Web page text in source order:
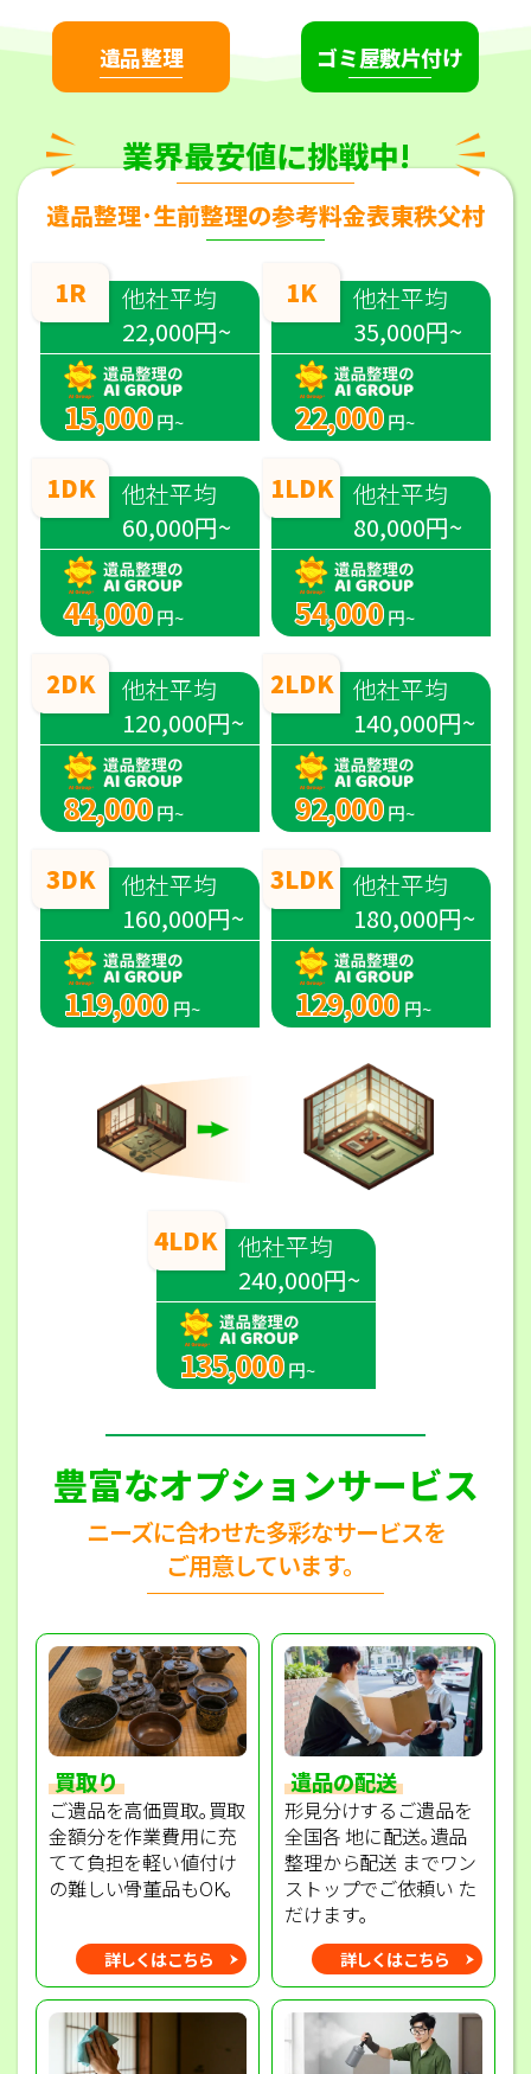
遺品整理 ゴミ屋敷片付け
業界最安値に挑戦中!
遺品整理･生前整理の参考料金表東秩父村
1R
他社平均
22,000円~
15,000 円~
1DK
他社平均
60,000円~
44,000 円~
2DK
他社平均
120,000円~
82,000 円~
3DK
他社平均
160,000円~
119,000 円~
4LDK 他社平均
240,000円~
135,000 円~
1K
他社平均
35,000円~
22,000 円~
1LDK 他社平均
80,000円~
54,000 円~
2LDK 他社平均
140,000円~
92,000 円~
3LDK 他社平均
180,000円~
129,000 円~
豊富なオプションサービス
ニーズに合わせた多彩なサービスを
ご用意しています。
買取り
ご遺品を高価買取｡買取
金額分を作業費用に充
てて負担を軽い値付け
の難しい骨董品もOK｡
詳しくはこちら
遺品の配送
形見分けするご遺品を
全国各 地に配送｡遺品
整理から配送 までワン
ストップでご依頼い た
だけます｡
詳しくはこちら